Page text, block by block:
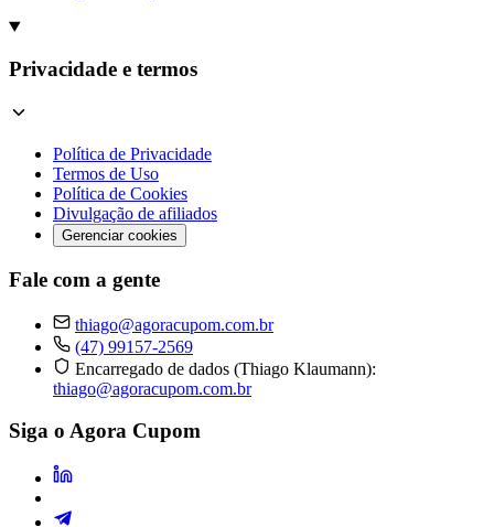
Privacidade e termos
Política de Privacidade
Termos de Uso
Política de Cookies
Divulgação de afiliados
Gerenciar cookies
Fale com a gente
thiago@agoracupom.com.br
(47) 99157-2569
Encarregado de dados (Thiago Klaumann):
thiago@agoracupom.com.br
Siga o Agora Cupom